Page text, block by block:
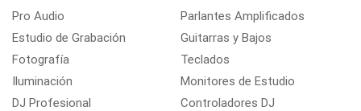
Pro Audio
Estudio de Grabación
Fotografía
Iluminación
DJ Profesional
Parlantes Amplificados
Guitarras y Bajos
Teclados
Monitores de Estudio
Controladores DJ